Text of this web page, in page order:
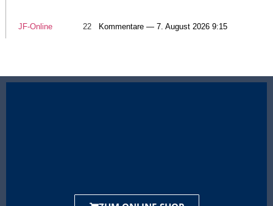
JF-Online 22 Kommentare — 7. August 2026 9:15